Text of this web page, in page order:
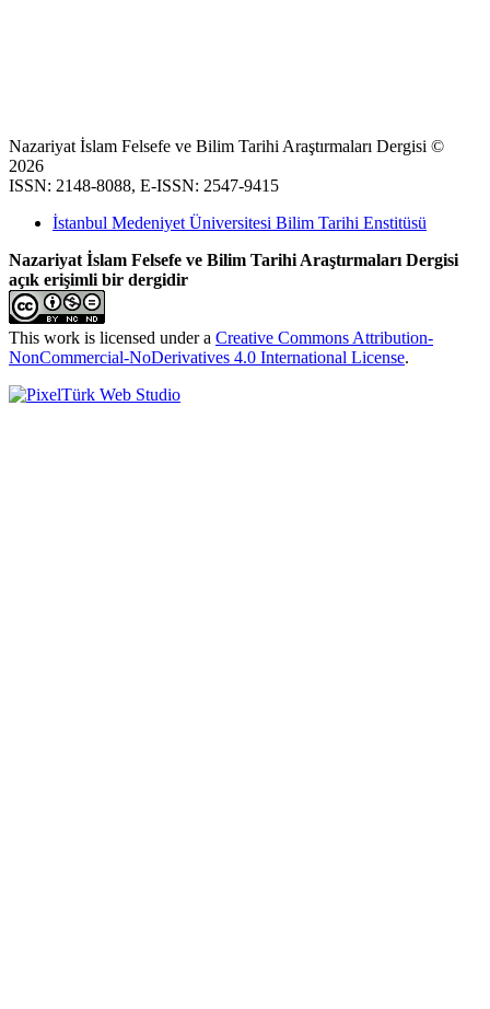
Nazariyat İslam Felsefe ve Bilim Tarihi Araştırmaları Dergisi ©
2026
ISSN: 2148-8088, E-ISSN: 2547-9415
İstanbul Medeniyet Üniversitesi Bilim Tarihi Enstitüsü
Nazariyat İslam Felsefe ve Bilim Tarihi Araştırmaları Dergisi
açık erişimli bir dergidir
This work is licensed under a Creative Commons Attribution-
NonCommercial-NoDerivatives 4.0 International License.